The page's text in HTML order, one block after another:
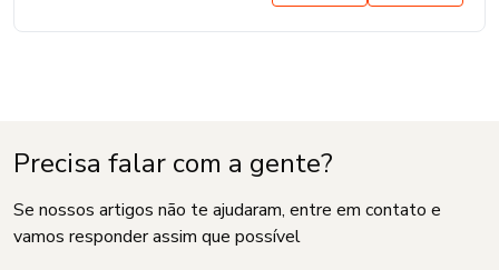
Precisa falar com a gente?
Se nossos artigos não te ajudaram, entre em contato e
vamos responder assim que possível